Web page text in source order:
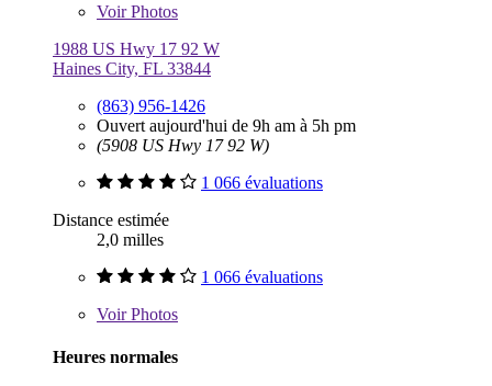
VoirPhotos
1988 US Hwy 17 92 W
Haines City, FL 33844
(863) 956-1426
Ouvert aujourd'hui de 9h am à 5h pm
(5908 US Hwy 17 92 W)
1 066 évaluations
Distance estimée
2,0 milles
1 066 évaluations
VoirPhotos
Heures normales